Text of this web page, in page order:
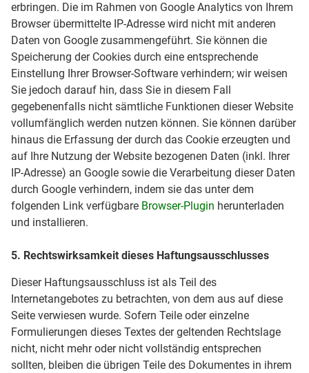
erbringen. Die im Rahmen von Google Analytics von Ihrem
Browser übermittelte IP-Adresse wird nicht mit anderen
Daten von Google zusammengeführt. Sie können die
Speicherung der Cookies durch eine entsprechende
Einstellung Ihrer Browser-Software verhindern; wir weisen
Sie jedoch darauf hin, dass Sie in diesem Fall
gegebenenfalls nicht sämtliche Funktionen dieser Website
vollumfänglich werden nutzen können. Sie können darüber
hinaus die Erfassung der durch das Cookie erzeugten und
auf Ihre Nutzung der Website bezogenen Daten (inkl. Ihrer
IP-Adresse) an Google sowie die Verarbeitung dieser Daten
durch Google verhindern, indem sie das unter dem
folgenden Link verfügbare Browser-Plugin herunterladen
und installieren.
5. Rechtswirksamkeit dieses Haftungsausschlusses
Dieser Haftungsausschluss ist als Teil des
Internetangebotes zu betrachten, von dem aus auf diese
Seite verwiesen wurde. Sofern Teile oder einzelne
Formulierungen dieses Textes der geltenden Rechtslage
nicht, nicht mehr oder nicht vollständig entsprechen
sollten, bleiben die übrigen Teile des Dokumentes in ihrem